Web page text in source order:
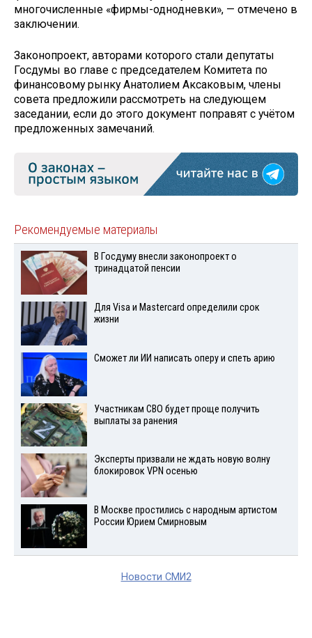
многочисленные «фирмы-однодневки», — отмечено в
заключении.
Законопроект, авторами которого стали депутаты
Госдумы во главе с председателем Комитета по
финансовому рынку Анатолием Аксаковым, члены
совета предложили рассмотреть на следующем
заседании, если до этого документ поправят с учётом
предложенных замечаний.
Рекомендуемые материалы
В Госдуму внесли законопроект о
тринадцатой пенсии
Для Visа и Mastercard определили срок
жизни
Сможет ли ИИ написать оперу и спеть арию
Участникам СВО будет проще получить
выплаты за ранения
Эксперты призвали не ждать новую волну
блокировок VPN осенью
В Москве простились с народным артистом
России Юрием Смирновым
Новости СМИ2